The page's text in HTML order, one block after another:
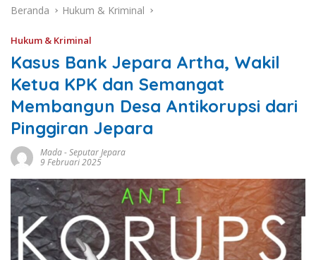
Beranda Hukum & Kriminal
Hukum & Kriminal
Kasus Bank Jepara Artha, Wakil
Ketua KPK dan Semangat
Membangun Desa Antikorupsi dari
Pinggiran Jepara
Mada-Seputar Jepara
9 Februari 2025